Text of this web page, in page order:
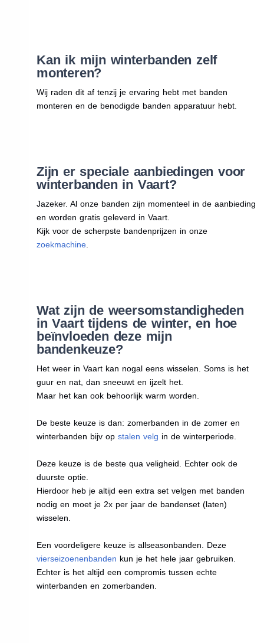
Kan ik mijn winterbanden zelf
monteren?
Wij raden dit af tenzij je ervaring hebt met banden
monteren en de benodigde banden apparatuur hebt.
Zijn er speciale aanbiedingen voor
winterbanden in Vaart?
Jazeker. Al onze banden zijn momenteel in de aanbieding
en worden gratis geleverd in Vaart.
Kijk voor de scherpste bandenprijzen in onze
zoekmachine.
Wat zijn de weersomstandigheden
in Vaart tijdens de winter, en hoe
beïnvloeden deze mijn
bandenkeuze?
Het weer in Vaart kan nogal eens wisselen. Soms is het
guur en nat, dan sneeuwt en ijzelt het.
Maar het kan ook behoorlijk warm worden.
De beste keuze is dan: zomerbanden in de zomer en
winterbanden bijv op stalen velg in de winterperiode.
Deze keuze is de beste qua veligheid. Echter ook de
duurste optie.
Hierdoor heb je altijd een extra set velgen met banden
nodig en moet je 2x per jaar de bandenset (laten)
wisselen.
Een voordeligere keuze is allseasonbanden. Deze
vierseizoenenbanden kun je het hele jaar gebruiken.
Echter is het altijd een compromis tussen echte
winterbanden en zomerbanden.